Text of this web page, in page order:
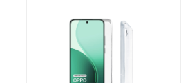
CAMERA PROTECTION
ΔΙΑΦΑΝΗ